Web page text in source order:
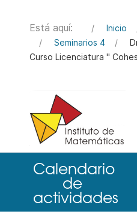
Está aquí: Inicio
Seminarios 4
Curso Licenciatura "